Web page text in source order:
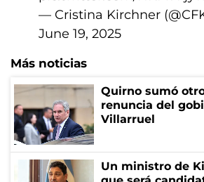
— Cristina Kirchner
June 19, 2025
Más noticias
Quirno sumó
renuncia del
Villarruel
Un ministro de